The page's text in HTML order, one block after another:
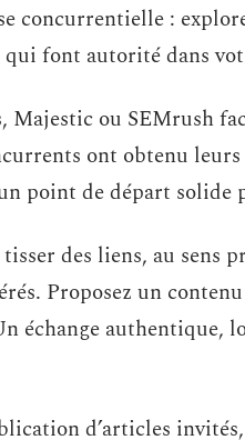
concurrentielle :
font autorité dans
Majestic ou SEMrush
ont obtenu
point de départ
des liens, au sens
Proposez un
échange authentique,
d’articles